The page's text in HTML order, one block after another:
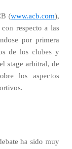
(www.acb.com),
respecto a las
por primera
de los clubes y
stage arbitral, de
los aspectos
ha sido muy